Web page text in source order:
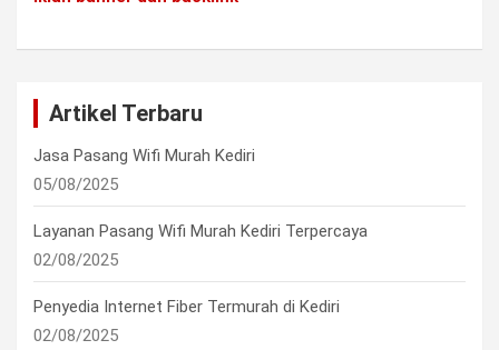
Artikel Terbaru
Jasa Pasang Wifi Murah Kediri
05/08/2025
Layanan Pasang Wifi Murah Kediri Terpercaya
02/08/2025
Penyedia Internet Fiber Termurah di Kediri
02/08/2025